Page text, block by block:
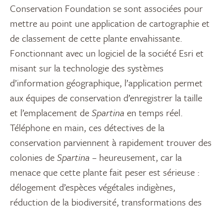
Conservation Foundation se sont associées pour
mettre au point une application de cartographie et
de classement de cette plante envahissante.
Fonctionnant avec un logiciel de la société Esri et
misant sur la technologie des systèmes
d’information géographique, l’application permet
aux équipes de conservation d’enregistrer la taille
et l’emplacement deSpartina en temps réel.
Téléphone en main, ces détectives de la
conservation parviennent à rapidement trouver des
colonies deSpartina – heureusement, car la
menace que cette plante fait peser est sérieuse :
délogement d’espèces végétales indigènes,
réduction de la biodiversité, transformations des